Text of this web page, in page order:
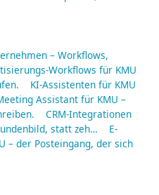
– Workflows,
Workflows für KMU
KI-Assistenten für KMU
Assistant für KMU –
CRM-Integrationen
statt zeh…
E-
– der Posteingang, der sich